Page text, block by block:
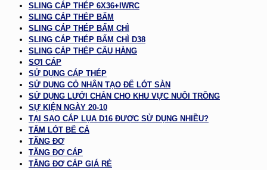
SLING CÁP THÉP 6X36+IWRC
SLING CÁP THÉP BẤM
SLING CÁP THÉP BẤM CHÌ
SLING CÁP THÉP BẤM CHÌ D38
SLING CÁP THÉP CẨU HÀNG
SỢI CÁP
SỬ DỤNG CÁP THÉP
SỬ DỤNG CỎ NHÂN TẠO ĐỂ LÓT SÀN
SỬ DỤNG LƯỚI CHẮN CHO KHU VỰC NUÔI TRỒNG
SỰ KIỆN NGÀY 20-10
TẠI SAO CÁP LỤA D16 ĐƯỢC SỬ DỤNG NHIỀU?
TẤM LÓT BỂ CÁ
TĂNG ĐƠ
TĂNG ĐƠ CÁP
TĂNG ĐƠ CÁP GIÁ RẺ